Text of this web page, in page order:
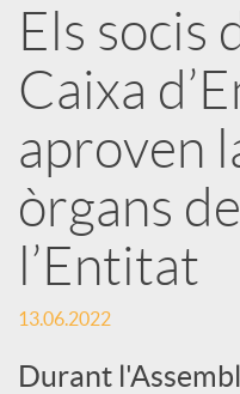
r
x
e
s
S
Els socis
Caixa
aproven
òrgans
l’Entitat
13.06.2022
Durant